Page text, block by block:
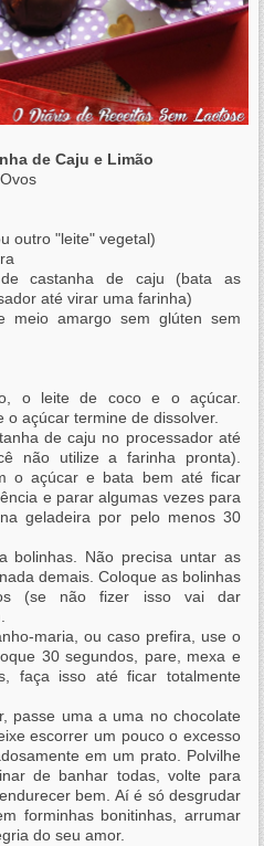
de Caju e Limão
outro "leite" vegetal)
castanha de caju (bata as
até virar uma farinha)
meio amargo sem glúten sem
o leite de coco e o açúcar.
açúcar termine de dissolver.
de caju no processador até
não utilize a farinha pronta).
o açúcar e bata bem até ficar
e parar algumas vezes para
geladeira por pelo menos 30
bolinhas. Não precisa untar as
demais. Coloque as bolinhas
(se não fizer isso vai dar
maria, ou caso prefira, use o
30 segundos, pare, mexa e
faça isso até ficar totalmente
passe uma a uma no chocolate
escorrer um pouco o excesso
em um prato. Polvilhe
de banhar todas, volte para
bem. Aí é só desgrudar
forminhas bonitinhas, arrumar
do seu amor.